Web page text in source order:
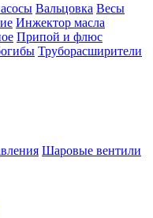
Вальцовка Весы
Инжектор масла
Припой и флюс
Труборасширители
Шаровые вентили